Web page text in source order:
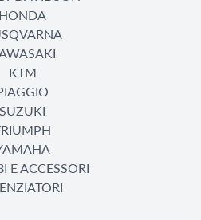
HONDA
KTM
SUZUKI
E ACCESSORI